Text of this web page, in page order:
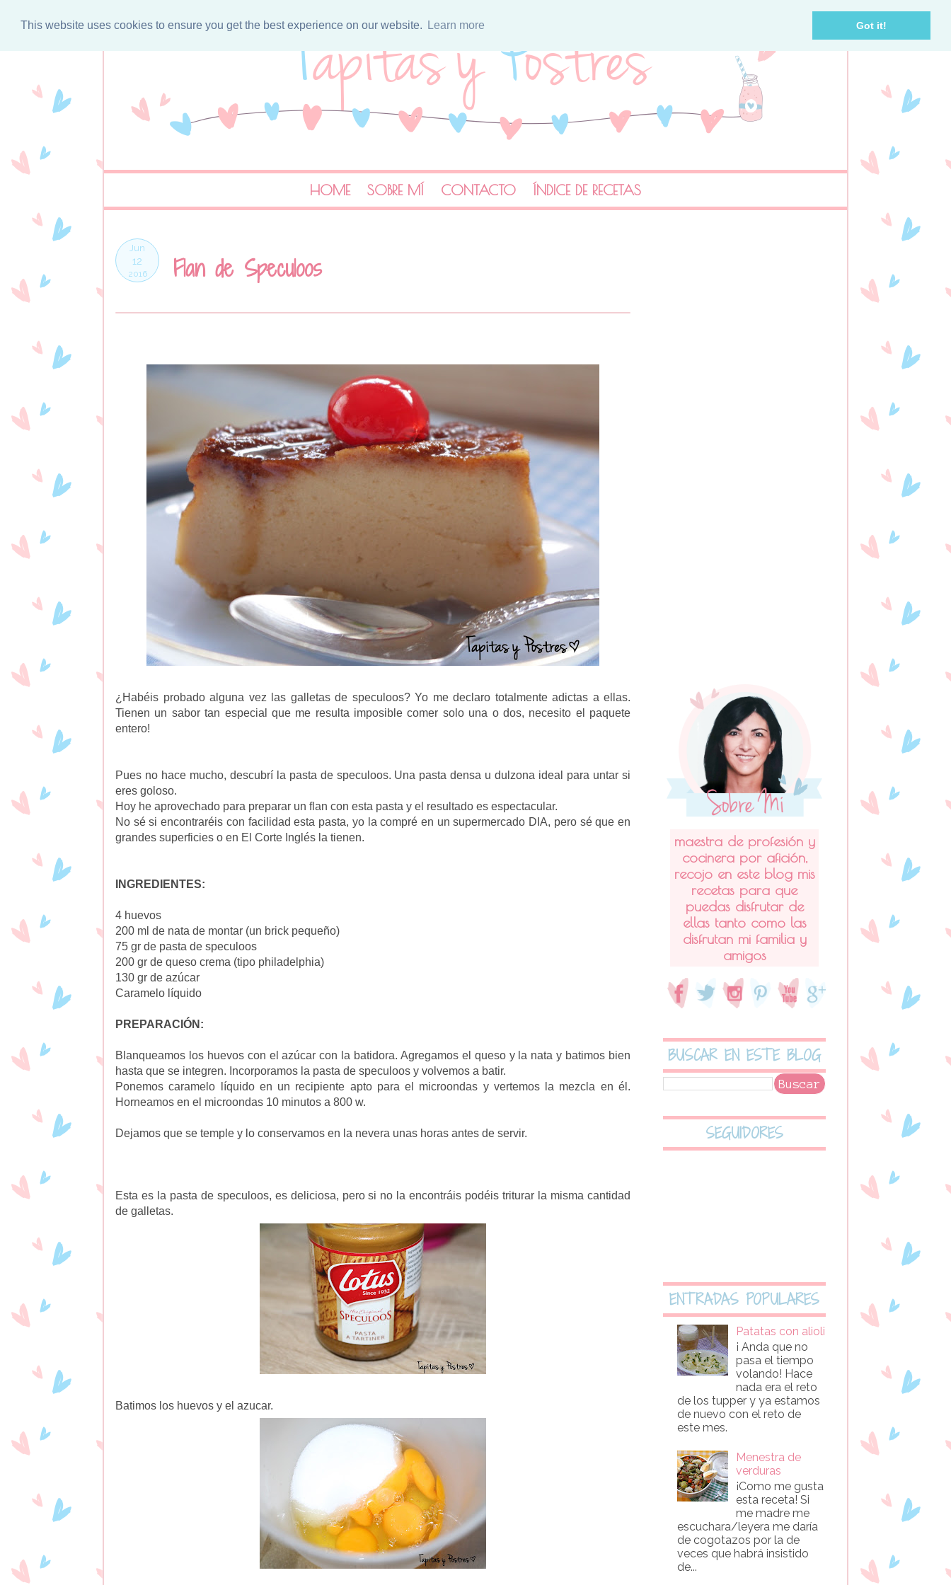
This website uses cookies to ensure you get the best experience on our website. Learn more Got it!
HOME SOBRE MÍ CONTACTO ÍNDICE DE RECETAS
Jun
12
2016 Flan de Speculoos
¿Habéis probado alguna vez las galletas de speculoos? Yo me declaro totalmente adictas a ellas.
Tienen un sabor tan especial que me resulta imposible comer solo una o dos, necesito el paquete
entero!
Pues no hace mucho, descubrí la pasta de speculoos. Una pasta densa u dulzona ideal para untar si
eres goloso.
Hoy he aprovechado para preparar un flan con esta pasta y el resultado es espectacular.
No sé si encontraréis con facilidad esta pasta, yo la compré en un supermercado DIA, pero sé que en
grandes superficies o en El Corte Inglés la tienen.
INGREDIENTES:
4 huevos
200 ml de nata de montar (un brick pequeño)
75 gr de pasta de speculoos
200 gr de queso crema (tipo philadelphia)
130 gr de azúcar
Caramelo líquido
PREPARACIÓN:
Blanqueamos los huevos con el azúcar con la batidora. Agregamos el queso y la nata y batimos bien
hasta que se integren. Incorporamos la pasta de speculoos y volvemos a batir.
Ponemos caramelo líquido en un recipiente apto para el microondas y vertemos la mezcla en él.
Horneamos en el microondas 10 minutos a 800 w.
Dejamos que se temple y lo conservamos en la nevera unas horas antes de servir.
Esta es la pasta de speculoos, es deliciosa, pero si no la encontráis podéis triturar la misma cantidad
de galletas.
Batimos los huevos y el azucar.
maestra de profesión y
cocinera por afición,
recojo en este blog mis
recetas para que
puedas disfrutar de
ellas tanto como las
disfrutan mi familia y
amigos
BUSCAR EN ESTE BLOG
SEGUIDORES
ENTRADAS POPULARES
Patatas con alioli
¡ Anda que no
pasa el tiempo
volando! Hace
nada era el reto
de los tupper y ya estamos
de nuevo con el reto de
este mes.
Menestra de
verduras
¡Como me gusta
esta receta! Si
me madre me
escuchara/leyera me daría
de cogotazos por la de
veces que habrá insistido
de...